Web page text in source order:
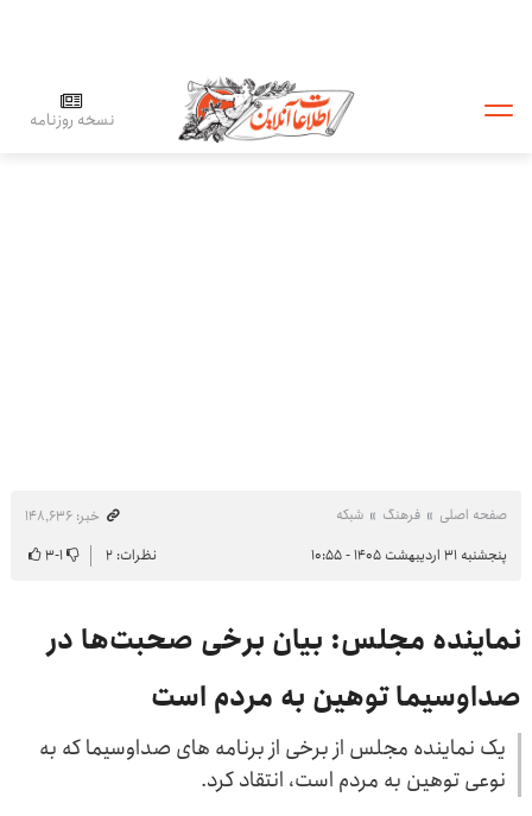
نسخه روزنامه
صفحه اصلی فرهنگ شبکه
خبر: ۱۴۸٬۶۳۶
پنجشنبه ۳۱ اردیبهشت ۱۴۰۵ - ۱۰:۵۵
نظرات: ۲ ۱-۳
نماینده مجلس: بیان برخی صحبت‌ها در
صداوسیما توهین به مردم است
یک نماینده مجلس از برخی از برنامه های صداوسیما که به
نوعی توهین به مردم است، انتقاد کرد.